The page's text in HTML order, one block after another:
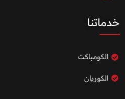
خدماتنا
الكومباكت
الكوريان